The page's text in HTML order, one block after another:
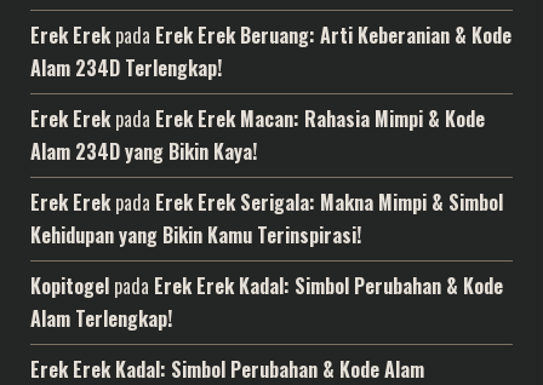
Erek Erek pada Erek Erek Beruang: Arti Keberanian & Kode
Alam 234D Terlengkap!
Erek Erek pada Erek Erek Macan: Rahasia Mimpi & Kode
Alam 234D yang Bikin Kaya!
Erek Erek pada Erek Erek Serigala: Makna Mimpi & Simbol
Kehidupan yang Bikin Kamu Terinspirasi!
Kopitogel pada Erek Erek Kadal: Simbol Perubahan & Kode
Alam Terlengkap!
Erek Erek Kadal: Simbol Perubahan & Kode Alam